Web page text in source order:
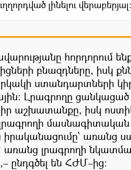
լինելու վերաբերյալ:
հորդորում
բնազդները, իսկ
ստանդարտների
Լրագրողը
աշխատանքը, իսկ
մասնագիտական
առանց
առանց լրագրողի
ընդգծել են ՀԺՄ–ից: